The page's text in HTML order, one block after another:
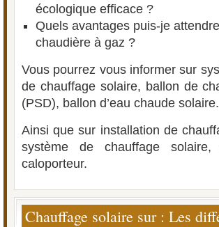
écologique efficace ?
Quels avantages puis-je
chaudière à gaz ?
Vous pourrez vous informer sur
de chauffage solaire, ballon de
(PSD), ballon d’eau chaude solaire.
Ainsi que sur installation de
système de chauffage
caloporteur.
Chauffage solaire sur : Les